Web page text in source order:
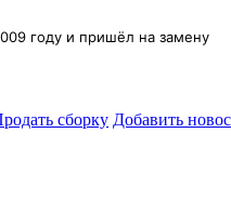
году и пришёл на замену
сборку Добавить